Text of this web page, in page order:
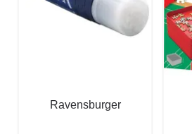
Ravensburger